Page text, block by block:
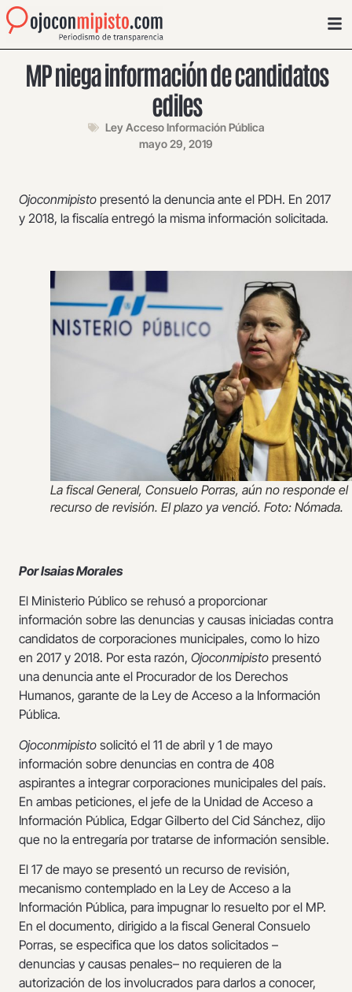
MP niega información de candidatos
ediles
Ley Acceso Información Pública
mayo 29, 2019
Ojoconmipisto presentó la denuncia ante el PDH. En 2017
y 2018, la fiscalía entregó la misma información solicitada.
La fiscal General, Consuelo Porras, aún no responde el
recurso de revisión. El plazo ya venció. Foto: Nómada.
Por Isaias Morales
El Ministerio Público se rehusó a proporcionar
información sobre las denuncias y causas iniciadas contra
candidatos de corporaciones municipales, como lo hizo
en 2017 y 2018. Por esta razón, Ojoconmipisto presentó
una denuncia ante el Procurador de los Derechos
Humanos, garante de la Ley de Acceso a la Información
Pública.
Ojoconmipisto solicitó el 11 de abril y 1 de mayo
información sobre denuncias en contra de 408
aspirantes a integrar corporaciones municipales del país.
En ambas peticiones, el jefe de la Unidad de Acceso a
Información Pública, Edgar Gilberto del Cid Sánchez, dijo
que no la entregaría por tratarse de información sensible.
El 17 de mayo se presentó un recurso de revisión,
mecanismo contemplado en la Ley de Acceso a la
Información Pública, para impugnar lo resuelto por el MP.
En el documento, dirigido a la fiscal General Consuelo
Porras, se especifica que los datos solicitados –
denuncias y causas penales– no requieren de la
autorización de los involucrados para darlos a conocer,